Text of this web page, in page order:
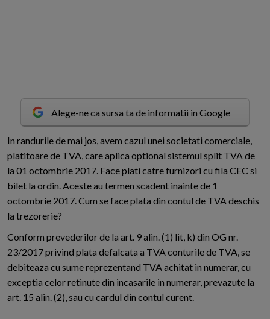
Alege-ne ca sursa ta de informatii in Google
In randurile de mai jos, avem cazul unei societati comerciale,
platitoare de TVA, care aplica optional sistemul split TVA de
la 01 octombrie 2017. Face plati catre furnizori cu fila CEC si
bilet la ordin. Aceste au termen scadent inainte de 1
octombrie 2017. Cum se face plata din contul de TVA deschis
la trezorerie?
Conform prevederilor de la art. 9 alin. (1) lit, k) din OG nr.
23/2017 privind plata defalcata a TVA conturile de TVA, se
debiteaza cu sume reprezentand TVA achitat in numerar, cu
exceptia celor retinute din incasarile in numerar, prevazute la
art. 15 alin. (2), sau cu cardul din contul curent.